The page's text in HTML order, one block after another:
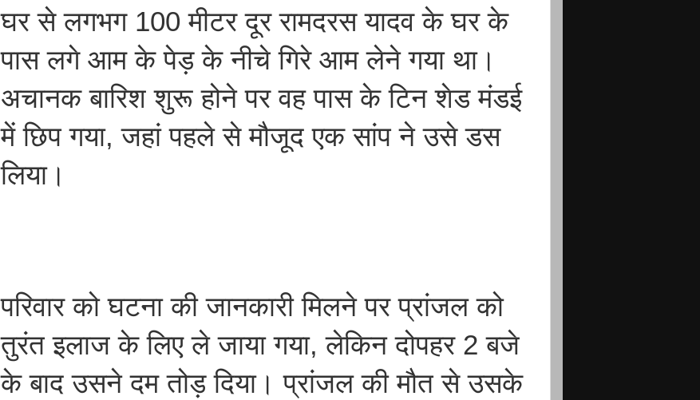
घर से लगभग 100 मीटर दूर रामदरस यादव के घर के
पास लगे आम के पेड़ के नीचे गिरे आम लेने गया था।
अचानक बारिश शुरू होने पर वह पास के टिन शेड मंडई
में छिप गया, जहां पहले से मौजूद एक सांप ने उसे डस
लिया।
परिवार को घटना की जानकारी मिलने पर प्रांजल को
तुरंत इलाज के लिए ले जाया गया, लेकिन दोपहर 2 बजे
के बाद उसने दम तोड़ दिया। प्रांजल की मौत से उसके